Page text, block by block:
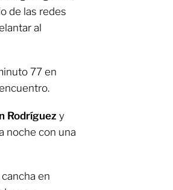
de las redes
al
77 en
Rodríguez y
noche con una
en